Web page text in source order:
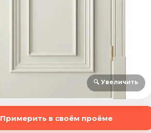
🔍 Увеличить
Примерить в своём проёме